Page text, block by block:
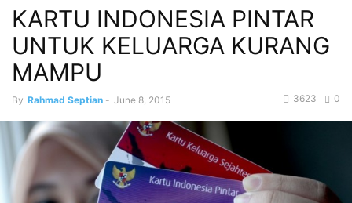
KARTU INDONESIA PINTAR
UNTUK KELUARGA KURANG
MAMPU
By Rahmad Septian - June 8, 2015 0
3623